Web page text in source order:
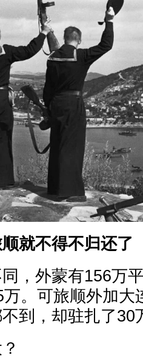
就不得不归还了
，外蒙有156万
。可旅顺外加大
到，却驻扎了30